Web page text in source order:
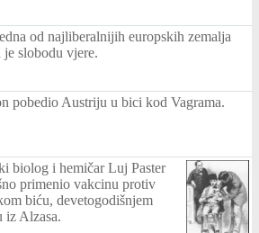
od najliberalnijih europskih zemalja
slobodu vjere.
pobedio Austriju u bici kod Vagrama.
biolog i hemičar Luj Paster
primenio vakcinu protiv
biću, devetogodišnjem
iz Alzasa.